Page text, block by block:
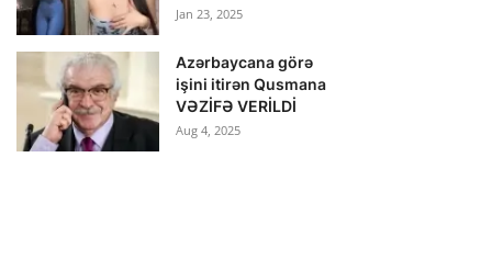
Jan 23, 2025
Azərbaycana görə
işini itirən Qusmana
VƏZİFƏ VERİLDİ
Aug 4, 2025